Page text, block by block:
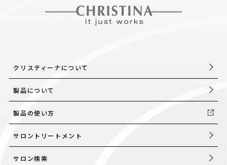
クリスティーナについて
製品について
製品の使い方
サロントリートメント
サロン検索